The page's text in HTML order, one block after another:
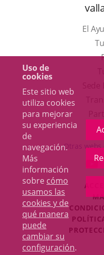
Uso de
cookies
Este sitio web
utiliza cookies
para mejorar
su experiencia
de
navegación.
Más
información
sobre cómo
usamos las
cookies y de
qué manera
puede
cambiar su
configuración.
El
Otras
A